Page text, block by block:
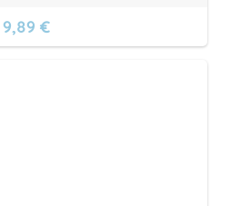
9,89 €